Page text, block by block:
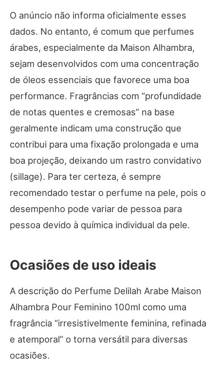
O anúncio não informa oficialmente esses
dados. No entanto, é comum que perfumes
árabes, especialmente da Maison Alhambra,
sejam desenvolvidos com uma concentração
de óleos essenciais que favorece uma boa
performance. Fragrâncias com “profundidade
de notas quentes e cremosas” na base
geralmente indicam uma construção que
contribui para uma fixação prolongada e uma
boa projeção, deixando um rastro convidativo
(sillage). Para ter certeza, é sempre
recomendado testar o perfume na pele, pois o
desempenho pode variar de pessoa para
pessoa devido à química individual da pele.
Ocasiões de uso ideais
A descrição do Perfume Delilah Arabe Maison
Alhambra Pour Feminino 100ml como uma
fragrância “irresistivelmente feminina, refinada
e atemporal” o torna versátil para diversas
ocasiões.